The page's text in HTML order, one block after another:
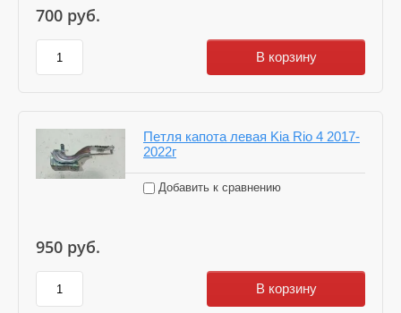
700 руб.
В корзину
Петля капота левая Kia Rio 4 2017-
2022г
Добавить к сравнению
950 руб.
В корзину